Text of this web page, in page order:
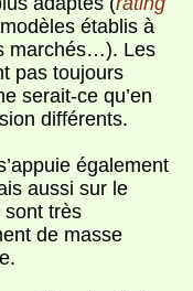
établis à
marchés…). Les
pas toujours
serait-ce qu’en
différents.
également
aussi sur le
très
de masse